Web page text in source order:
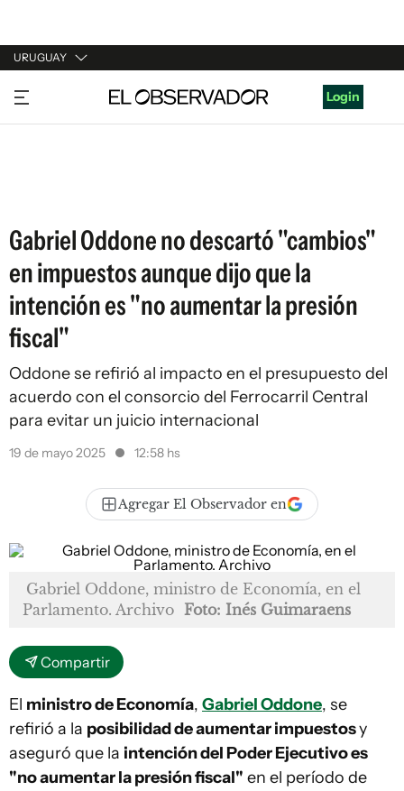
URUGUAY
URUGUAY
ARGENTINA
Login
Gabriel Oddone no descartó "cambios"
en impuestos aunque dijo que la
intención es "no aumentar la presión
fiscal"
Oddone se refirió al impacto en el presupuesto del
acuerdo con el consorcio del Ferrocarril Central
para evitar un juicio internacional
19 de mayo 2025 12:58 hs
Agregar El Observador en
Gabriel Oddone, ministro de Economía, en el
Parlamento. Archivo Foto: Inés Guimaraens
Compartir
El ministro de Economía, Gabriel Oddone, se
refirió a la posibilidad de aumentar impuestosy
aseguró que la intención del Poder Ejecutivo es
"no aumentar la presión fiscal" en el período de